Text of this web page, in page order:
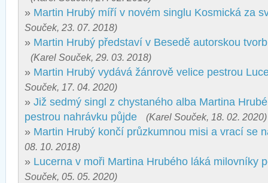
» Martin Hrubý míří v novém singlu Kosmická za
Souček, 23. 07. 2018)
» Martin Hrubý představí v Besedě autorskou
(Karel Souček, 29. 03. 2018)
» Martin Hrubý vydává žánrově velice pestrou
Souček, 17. 04. 2020)
» Již sedmý singl z chystaného alba Martina
pestrou nahrávku půjde
(Karel Souček, 18. 02. 2020)
» Martin Hrubý končí průzkumnou misi a vrací se
08. 10. 2018)
» Lucerna v moři Martina Hrubého láká milovníky
Souček, 05. 05. 2020)